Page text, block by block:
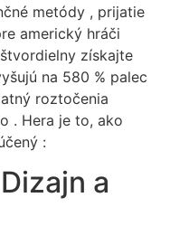
metódy , prijatie
americký hráči
získajte
na 580 % palec
roztočenia
. Hera je to, ako
:
a